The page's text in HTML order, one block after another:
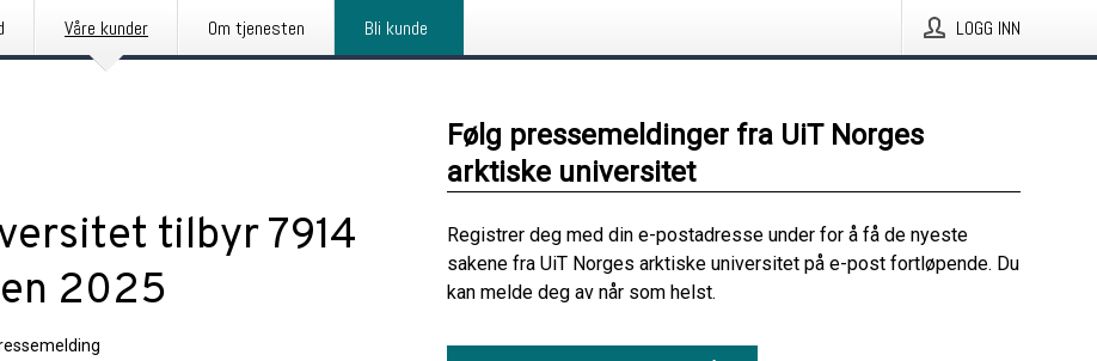
Våre kunder Om tjenesten Bli kunde LOGG INN
tilbyr 7914
2025
Følg pressemeldinger fra UiT Norges
arktiske universitet
Registrer deg med din e-postadresse under for å få de nyeste
sakene fra UiT Norges arktiske universitet på e-post fortløpende. Du
kan melde deg av når som helst.